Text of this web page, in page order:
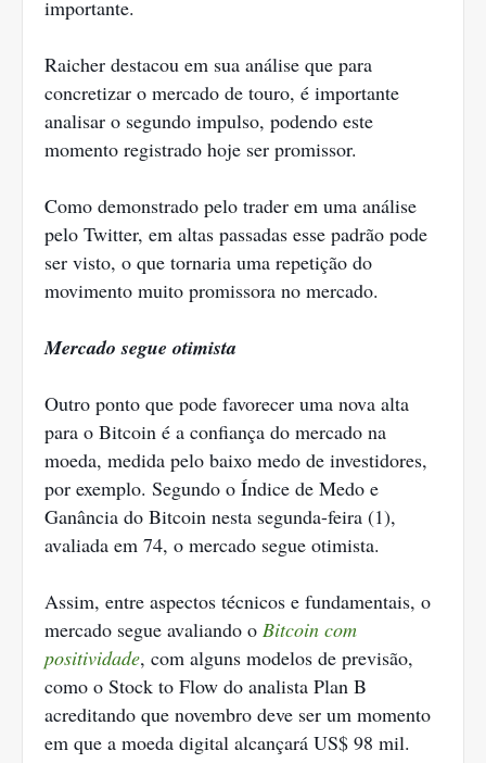
importante.
Raicher destacou em sua análise que para
concretizar o mercado de touro, é importante
analisar o segundo impulso, podendo este
momento registrado hoje ser promissor.
Como demonstrado pelo trader em uma análise
pelo Twitter, em altas passadas esse padrão pode
ser visto, o que tornaria uma repetição do
movimento muito promissora no mercado.
Mercado segue otimista
Outro ponto que pode favorecer uma nova alta
para o Bitcoin é a confiança do mercado na
moeda, medida pelo baixo medo de investidores,
por exemplo. Segundo o Índice de Medo e
Ganância do Bitcoin nesta segunda-feira (1),
avaliada em 74, o mercado segue otimista.
Assim, entre aspectos técnicos e fundamentais, o
mercado segue avaliando o Bitcoin com
positividade, com alguns modelos de previsão,
como o Stock to Flow do analista Plan B
acreditando que novembro deve ser um momento
em que a moeda digital alcançará US$ 98 mil.